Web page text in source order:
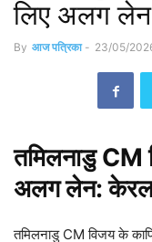
लिए अलग
By आज पत्रिका - 23/05/
तमिलनाडु CM
अलग लेन:
तमिलनाडु CM विजय के